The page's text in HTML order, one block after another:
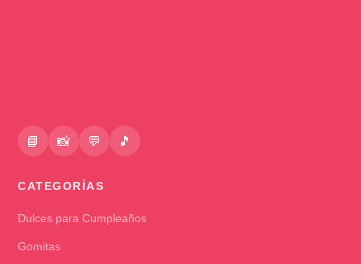
📘 📸 💬 🎵
CATEGORÍAS
Dulces para Cumpleaños
Gomitas